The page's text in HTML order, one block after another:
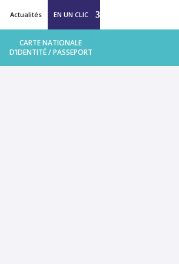
Actualités EN UN CLIC
CARTE NATIONALE
D’IDENTITÉ / PASSEPORT